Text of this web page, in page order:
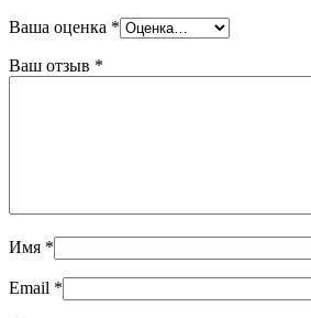
Ваша оценка *
Ваш отзыв *
Имя *
Email *